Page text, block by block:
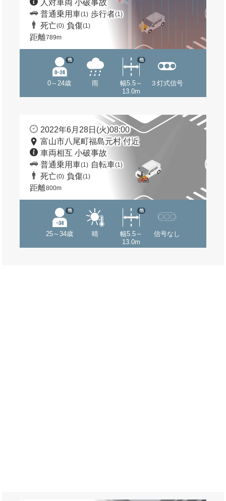
人対車両 小破事故
普通乗用車(1) 歩行者(1)
死亡(0) 負傷(1)
距離789m
0～24歳
他
雨
幅5.5～
13.0m
他
３灯式信号
2022年6月28日(火)08:00
富山市八尾町福島元村 付近
車両相互 小破事故
普通乗用車(1) 自転車(1)
死亡(0) 負傷(1)
距離800m
25～34歳
他
晴
幅5.5～
13.0m
他
信号なし